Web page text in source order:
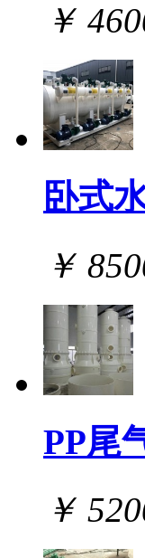
￥
卧式
￥
PP尾
￥